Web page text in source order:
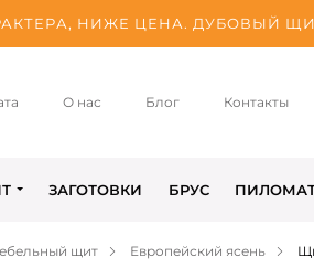
НИЖЕ ЦЕНА. ДУБОВЫЙ ЩИТ
О нас Блог Контакты
ЗАГОТОВКИ БРУС
щит Европейский ясень